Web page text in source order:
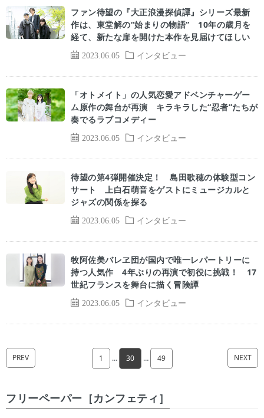
2023.06.05 インタビュー
ファン待望の『大正浪漫探偵譚』シリーズ最新
作は、東堂解の“始まりの物語” 10年の歳月を
経て、新たな扉を開けた本作を見届けてほしい
2023.06.05 インタビュー
「オトメイト」の人気恋愛アドベンチャーゲー
ム原作の舞台が再演 キラキラした“忍者”たちが
奏でるラブコメディー
2023.06.05 インタビュー
待望の第4弾開催決定！ 島田歌穂の体験型コン
サート 上白石萌音をゲストにミュージカルと
ジャズの関係を探る
2023.06.05 インタビュー
牧阿佐美バレヱ団が国内で唯一レパートリーに
持つ人気作 4年ぶりの再演で初役に挑戦！ 17
世紀フランスを舞台に描く冒険譚
PREV 1 … 30 … 49 NEXT
フリーペーパー［カンフェティ］